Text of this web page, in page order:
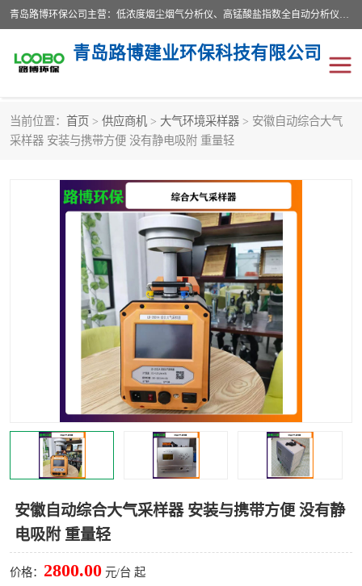
青岛路博环保公司主营：低浓度烟尘烟气分析仪、高锰酸盐指数全自动分析仪、便携式超声波明渠流量计、便携式水质采样器、恒温恒湿称重系统、手持式油烟检测仪等;是一家集环保科研、设计、生产、维护、销售和系统集成为一体的综合性高科技企业。路博人秉承"科学技术是第一生产力的重要理念，倡导环境友好型的生产、生活和消费方式。
青岛路博建业环保科技有限公司
当前位置： 首页 > 供应商机 > 大气环境采样器 > 安徽自动综合大气
采样器 安装与携带方便 没有静电吸附 重量轻
安徽自动综合大气采样器 安装与携带方便 没有静
电吸附 重量轻
价格： 2800.00 元/台 起
生物安全柜 气体检测仪
水质检测仪 手持式油烟检测仪
恒温恒湿称重系统 二恶英采集器
实验室仪器 LB-8110降水降尘采样器
便携式水质采样器 LB-7035油气回收
便携式超声波明渠流量计 大气环境采样器
LB-4200高锰酸盐指数仪 LB-62便携式烟气分析仪
烟尘烟气设备 大气采样器
粉尘设备
新宇宙仪器
烟尘净化器